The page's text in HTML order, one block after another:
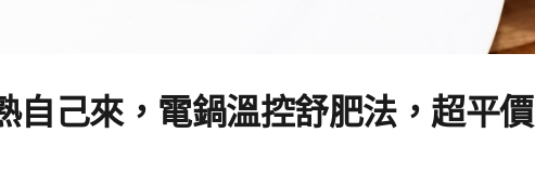
自己來，電鍋溫控舒肥法，超平價